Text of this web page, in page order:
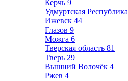
Керчь 9
Удмуртская Республика
Ижевск 44
Глазов 9
Можга 6
Тверская область 81
Тверь 29
Вышний Волочёк 4
Ржев 4